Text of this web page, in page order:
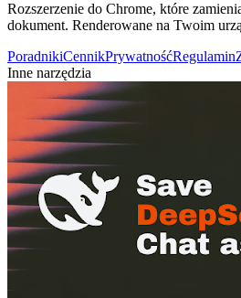
Rozszerzenie do Chrome, które
dokument. Renderowane na Twoim
PoradnikiCennikPrywatnośćRegulamin
Inne narzędzia